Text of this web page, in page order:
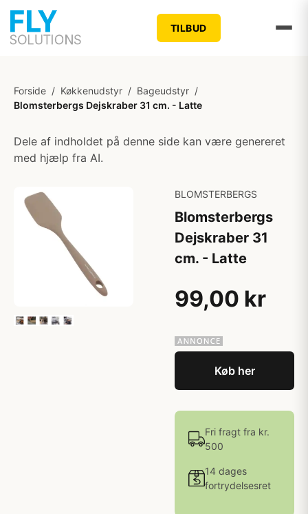
TILBUD
Forside / Køkkenudstyr / Bageudstyr /
Blomsterbergs Dejskraber 31 cm. - Latte
Dele af indholdet på denne side kan være genereret
med hjælp fra AI.
BLOMSTERBERGS
Blomsterbergs
Dejskraber 31
cm. - Latte
99,00 kr
Køb her
Fri fragt fra kr.
500
14 dages
fortrydelsesret